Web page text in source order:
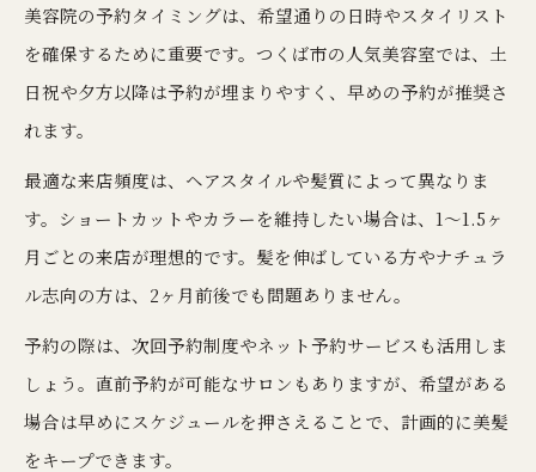
美容院の予約タイミングは、希望通りの日時やスタイリスト
を確保するために重要です。つくば市の人気美容室では、土
日祝や夕方以降は予約が埋まりやすく、早めの予約が推奨さ
れます。
最適な来店頻度は、ヘアスタイルや髪質によって異なりま
す。ショートカットやカラーを維持したい場合は、1〜1.5ヶ
月ごとの来店が理想的です。髪を伸ばしている方やナチュラ
ル志向の方は、2ヶ月前後でも問題ありません。
予約の際は、次回予約制度やネット予約サービスも活用しま
しょう。直前予約が可能なサロンもありますが、希望がある
場合は早めにスケジュールを押さえることで、計画的に美髪
をキープできます。